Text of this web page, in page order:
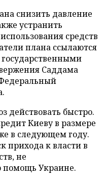
снизить давление
устранить
средств
плана ссылаются
Саддама
действовать быстро.
Киеву в размере
в следующем году.
прихода к власти в
не
Украине.